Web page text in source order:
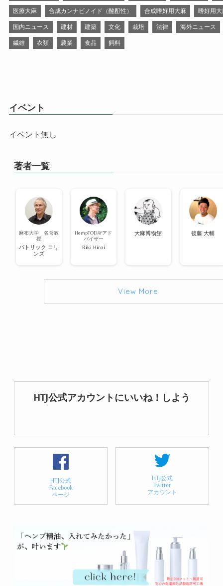
医療大麻 合成カンナビノイド（酩酊性） 合成嗜好用大麻 嗜好用
国内ニュース 建材 建築 文化 栽培 法律 海外ニュース
繊維 衣類 農業 食品 飼料
イベント
イベント無し
著者一覧
麻布大学 名誉教
授
パトリック コリ
ンズ
HempTODAYアド
バイザー
Riki Hiroi
大麻博物館 後藤 大輔
View More
HTJ公式アカウントにいいね！しよう
HTJ公式
Facebook
ページ
HTJ公式
Twitter
アカウント